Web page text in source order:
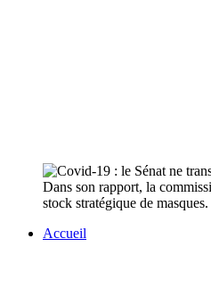
Dans son rapport, la
stock stratégique de
Accueil